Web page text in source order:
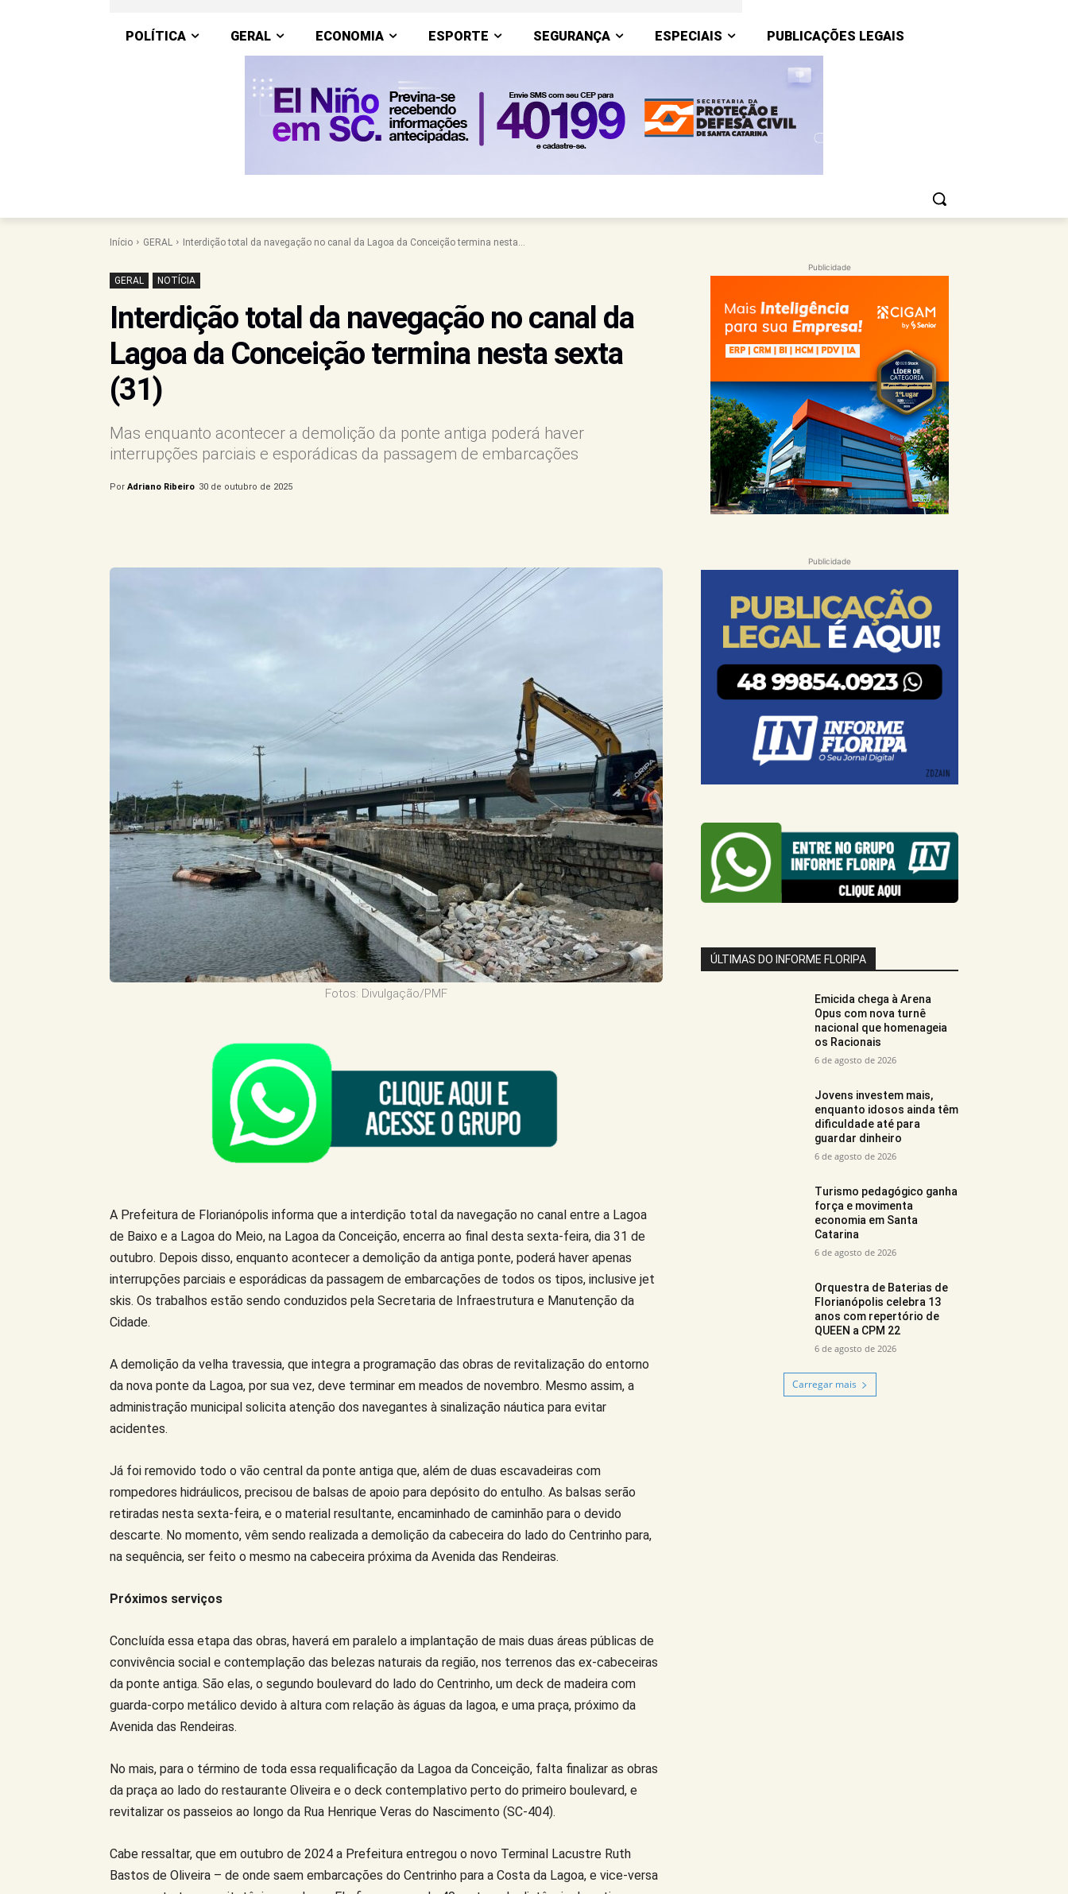
POLÍTICA GERAL ECONOMIA ESPORTE SEGURANÇA ESPECIAIS PUBLICAÇÕES LEGAIS
Início GERAL Interdição total da navegação no canal da Lagoa da Conceição termina nesta...
GERAL NOTÍCIA
Interdição total da navegação no canal da
Lagoa da Conceição termina nesta sexta
(31)
Mas enquanto acontecer a demolição da ponte antiga poderá haver
interrupções parciais e esporádicas da passagem de embarcações
Por Adriano Ribeiro 30 de outubro de 2025
Fotos: Divulgação/PMF
A Prefeitura de Florianópolis informa que a interdição total da navegação no canal entre a Lagoa
de Baixo e a Lagoa do Meio, na Lagoa da Conceição, encerra ao final desta sexta-feira, dia 31 de
outubro. Depois disso, enquanto acontecer a demolição da antiga ponte, poderá haver apenas
interrupções parciais e esporádicas da passagem de embarcações de todos os tipos, inclusive jet
skis. Os trabalhos estão sendo conduzidos pela Secretaria de Infraestrutura e Manutenção da
Cidade.
A demolição da velha travessia, que integra a programação das obras de revitalização do entorno
da nova ponte da Lagoa, por sua vez, deve terminar em meados de novembro. Mesmo assim, a
administração municipal solicita atenção dos navegantes à sinalização náutica para evitar
acidentes.
Já foi removido todo o vão central da ponte antiga que, além de duas escavadeiras com
rompedores hidráulicos, precisou de balsas de apoio para depósito do entulho. As balsas serão
retiradas nesta sexta-feira, e o material resultante, encaminhado de caminhão para o devido
descarte. No momento, vêm sendo realizada a demolição da cabeceira do lado do Centrinho para,
na sequência, ser feito o mesmo na cabeceira próxima da Avenida das Rendeiras.
Próximos serviços
Concluída essa etapa das obras, haverá em paralelo a implantação de mais duas áreas públicas de
convivência social e contemplação das belezas naturais da região, nos terrenos das ex-cabeceiras
da ponte antiga. São elas, o segundo boulevard do lado do Centrinho, um deck de madeira com
guarda-corpo metálico devido à altura com relação às águas da lagoa, e uma praça, próximo da
Avenida das Rendeiras.
No mais, para o término de toda essa requalificação da Lagoa da Conceição, falta finalizar as obras
da praça ao lado do restaurante Oliveira e o deck contemplativo perto do primeiro boulevard, e
revitalizar os passeios ao longo da Rua Henrique Veras do Nascimento (SC-404).
Cabe ressaltar, que em outubro de 2024 a Prefeitura entregou o novo Terminal Lacustre Ruth
Bastos de Oliveira – de onde saem embarcações do Centrinho para a Costa da Lagoa, e vice-versa
Publicidade
Publicidade
ÚLTIMAS DO INFORME FLORIPA
Emicida chega à Arena
Opus com nova turnê
nacional que homenageia
os Racionais
6 de agosto de 2026
Jovens investem mais,
enquanto idosos ainda têm
dificuldade até para
guardar dinheiro
6 de agosto de 2026
Turismo pedagógico ganha
força e movimenta
economia em Santa
Catarina
6 de agosto de 2026
Orquestra de Baterias de
Florianópolis celebra 13
anos com repertório de
QUEEN a CPM 22
6 de agosto de 2026
Carregar mais